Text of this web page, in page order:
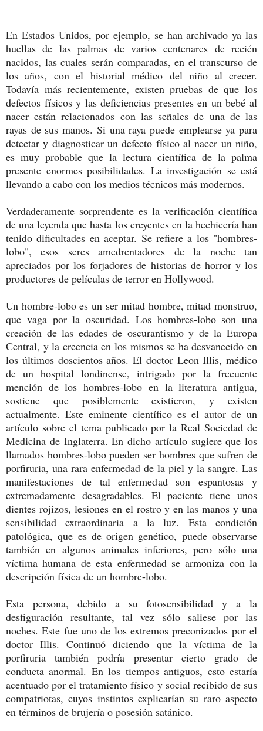
En Estados Unidos, por ejemplo, se han archivado ya las
huellas de las palmas de varios centenares de recién
nacidos, las cuales serán comparadas, en el transcurso de
los años, con el historial médico del niño al crecer.
Todavía más recientemente, existen pruebas de que los
defectos físicos y las deficiencias presentes en un bebé al
nacer están relacionados con las señales de una de las
rayas de sus manos. Si una raya puede emplearse ya para
detectar y diagnosticar un defecto físico al nacer un niño,
es muy probable que la lectura científica de la palma
presente enormes posibilidades. La investigación se está
llevando a cabo con los medios técnicos más modernos.
Verdaderamente sorprendente es la verificación científica
de una leyenda que hasta los creyentes en la hechicería han
tenido dificultades en aceptar. Se refiere a los "hombres-
lobo", esos seres amedrentadores de la noche tan
apreciados por los forjadores de historias de horror y los
productores de películas de terror en Hollywood.
Un hombre-lobo es un ser mitad hombre, mitad monstruo,
que vaga por la oscuridad. Los hombres-lobo son una
creación de las edades de oscurantismo y de la Europa
Central, y la creencia en los mismos se ha desvanecido en
los últimos doscientos años. El doctor Leon Illis, médico
de un hospital londinense, intrigado por la frecuente
mención de los hombres-lobo en la literatura antigua,
sostiene que posiblemente existieron, y existen
actualmente. Este eminente científico es el autor de un
artículo sobre el tema publicado por la Real Sociedad de
Medicina de Inglaterra. En dicho artículo sugiere que los
llamados hombres-lobo pueden ser hombres que sufren de
porfiruria, una rara enfermedad de la piel y la sangre. Las
manifestaciones de tal enfermedad son espantosas y
extremadamente desagradables. El paciente tiene unos
dientes rojizos, lesiones en el rostro y en las manos y una
sensibilidad extraordinaria a la luz. Esta condición
patológica, que es de origen genético, puede observarse
también en algunos animales inferiores, pero sólo una
víctima humana de esta enfermedad se armoniza con la
descripción física de un hombre-lobo.
Esta persona, debido a su fotosensibilidad y a la
desfiguración resultante, tal vez sólo saliese por las
noches. Este fue uno de los extremos preconizados por el
doctor Illis. Continuó diciendo que la víctima de la
porfiruria también podría presentar cierto grado de
conducta anormal. En los tiempos antiguos, esto estaría
acentuado por el tratamiento físico y social recibido de sus
compatriotas, cuyos instintos explicarían su raro aspecto
en términos de brujería o posesión satánico.